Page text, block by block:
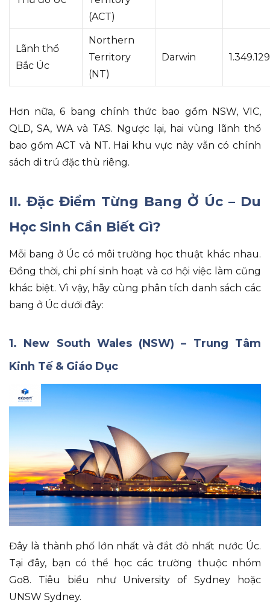
(ACT)
Lãnh thổ
Bắc Úc
Northern
Territory
(NT)
Darwin 1.349.129
Hơn nữa, 6 bang chính thức bao gồm NSW, VIC,
QLD, SA, WA và TAS. Ngược lại, hai vùng lãnh thổ
bao gồm ACT và NT. Hai khu vực này vẫn có chính
sách di trú đặc thù riêng.
II. Đặc Điểm Từng Bang Ở Úc – Du
Học Sinh Cần Biết Gì?
Mỗi bang ở Úc có môi trường học thuật khác nhau.
Đồng thời, chi phí sinh hoạt và cơ hội việc làm cũng
khác biệt. Vì vậy, hãy cùng phân tích danh sách các
bang ở Úc dưới đây:
1. New South Wales (NSW) – Trung Tâm
Kinh Tế & Giáo Dục
Đây là thành phố lớn nhất và đắt đỏ nhất nước Úc.
Tại đây, bạn có thể học các trường thuộc nhóm
Go8. Tiêu biểu như University of Sydney hoặc
UNSW Sydney.